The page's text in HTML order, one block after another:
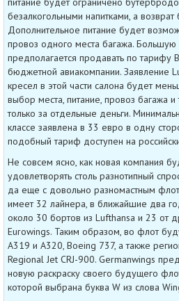
безалкогольными напитками, а
Дополнительное питание будет
провоз одного места багажа. Большую
предполагается продавать по тарифу
бюджетной авиакомпании. Заявление
кресел в этой части салона будет
выбор места, питание, провоз багажа
только за отдельные деньги.
классе заявлена в 33 евро в одну
подобный тариф доступен на
Не совсем ясно, как новая компания
удовлетворять столь разнотипный
да еще с довольно разномастным
имеет 32 лайнера, в ближайшие два
около 30 бортов из Lufthansa и 23 от
Eurowings. Таким образом, во флот
A319 и А320, Boeing 737, а также
Regional Jet CRJ-900. Germanwings
новую раскраску своего будущего
которой выбрана буква W из слова